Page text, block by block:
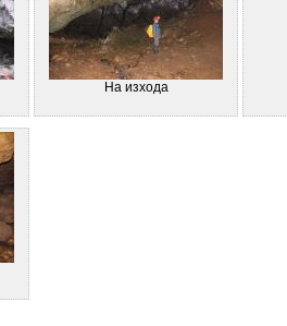
На изхода